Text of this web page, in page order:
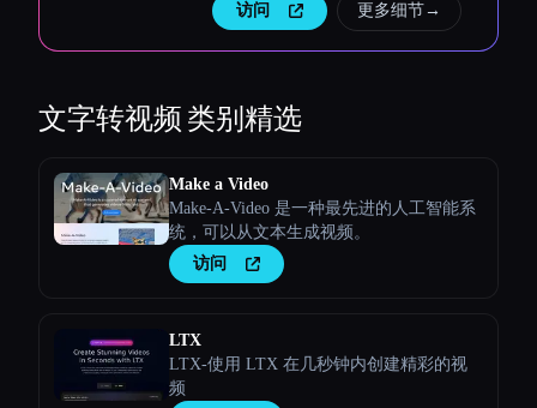
访问 更多细节→
文字转视频类别精选
Make a Video
Make-A-Video 是一种最先进的人工智能系
统，可以从文本生成视频。
访问
LTX
LTX-使用 LTX 在几秒钟内创建精彩的视
频